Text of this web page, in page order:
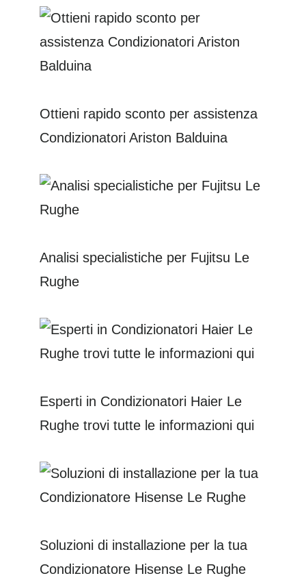
Ottieni rapido sconto per assistenza
Condizionatori Ariston Balduina
Analisi specialistiche per Fujitsu Le
Rughe
Esperti in Condizionatori Haier Le
Rughe trovi tutte le informazioni qui
Soluzioni di installazione per la tua
Condizionatore Hisense Le Rughe